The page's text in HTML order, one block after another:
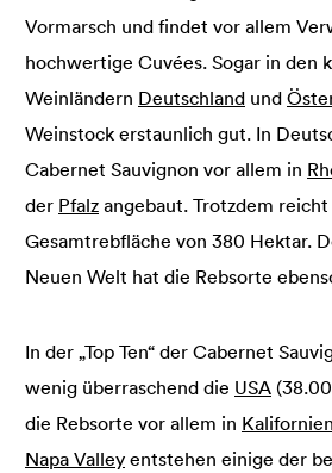
Vormarsch und findet vor allem
hochwertige Cuvées. Sogar in den
Weinländern Deutschland und
Weinstock erstaunlich gut. In
Cabernet Sauvignon vor allem in
der Pfalz angebaut. Trotzdem
Gesamtrebfläche von 380 Hektar.
Neuen Welt hat die Rebsorte
In der „Top Ten“ der Cabernet
wenig überraschend die USA
die Rebsorte vor allem in Kalifornien
Napa Valley entstehen einige der